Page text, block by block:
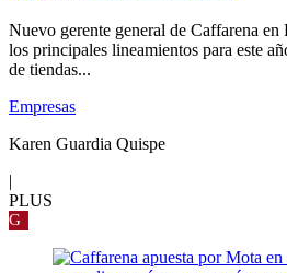
Nuevo gerente general de Caffarena
los principales lineamientos para este
de tiendas...
Empresas
Karen Guardia Quispe
PLUS
G